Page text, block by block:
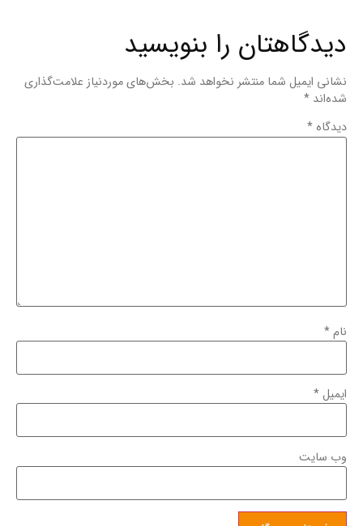
دیدگاهتان را بنویسید
نشانی ایمیل شما منتشر نخواهد شد. بخش‌های موردنیاز علامت‌گذاری
شده‌اند *
دیدگاه *
نام*
ایمیل*
وب‌ سایت